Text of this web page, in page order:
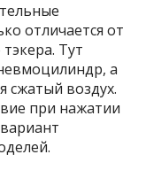
отличается от
Тут
а
сжатый воздух.
при нажатии